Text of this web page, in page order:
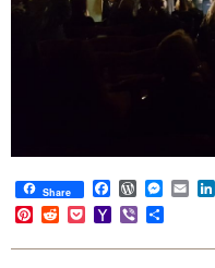
Share Facebook
WordPress
Pinterest
RedditPocketYahoo
Mail
Viber